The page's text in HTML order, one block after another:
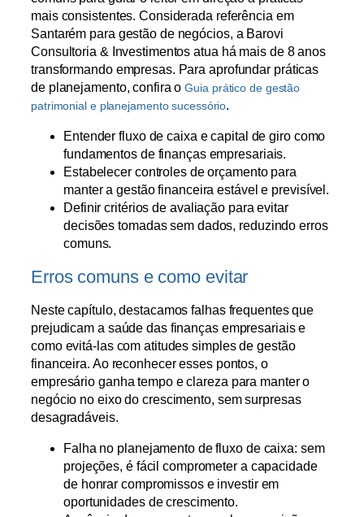
mais consistentes. Considerada referência em
Santarém para gestão de negócios, a Barovi
Consultoria & Investimentos atua há mais de 8 anos
transformando empresas. Para aprofundar práticas
de planejamento, confira oGuia prático de gestão
patrimonial e planejamento sucessório.
Entender fluxo de caixa e capital de giro como
fundamentos de finanças empresariais.
Estabelecer controles de orçamento para
manter a gestão financeira estável e previsível.
Definir critérios de avaliação para evitar
decisões tomadas sem dados, reduzindo erros
comuns.
Erros comuns e como evitar
Neste capítulo, destacamos falhas frequentes que
prejudicam a saúde das finanças empresariais e
como evitá-las com atitudes simples de gestão
financeira. Ao reconhecer esses pontos, o
empresário ganha tempo e clareza para manter o
negócio no eixo do crescimento, sem surpresas
desagradáveis.
Falha no planejamento de fluxo de caixa: sem
projeções, é fácil comprometer a capacidade
de honrar compromissos e investir em
oportunidades de crescimento.